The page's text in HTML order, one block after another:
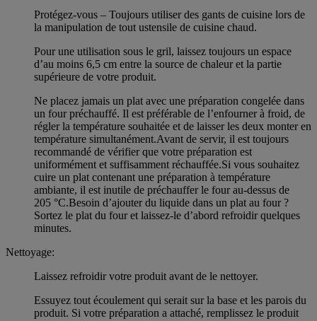
Protégez-vous – Toujours utiliser des gants de cuisine lors de
la manipulation de tout ustensile de cuisine chaud.
Pour une utilisation sous le gril, laissez toujours un espace
d’au moins 6,5 cm entre la source de chaleur et la partie
supérieure de votre produit.
Ne placez jamais un plat avec une préparation congelée dans
un four préchauffé. Il est préférable de l’enfourner à froid, de
régler la température souhaitée et de laisser les deux monter en
température simultanément.Avant de servir, il est toujours
recommandé de vérifier que votre préparation est
uniformément et suffisamment réchauffée.Si vous souhaitez
cuire un plat contenant une préparation à température
ambiante, il est inutile de préchauffer le four au-dessus de
205 °C.Besoin d’ajouter du liquide dans un plat au four ?
Sortez le plat du four et laissez-le d’abord refroidir quelques
minutes.
Nettoyage:
Laissez refroidir votre produit avant de le nettoyer.
Essuyez tout écoulement qui serait sur la base et les parois du
produit. Si votre préparation a attaché, remplissez le produit